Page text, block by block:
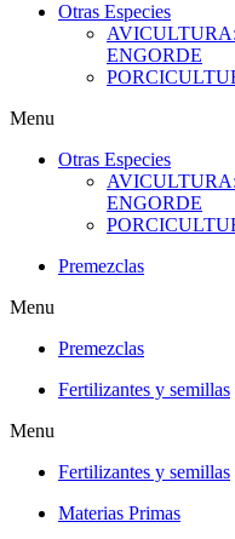
Otras Especies
ENGORDE
Menu
Otras Especies
ENGORDE
Premezclas
Menu
Premezclas
Fertilizantes y semillas
Menu
Fertilizantes y semillas
Materias Primas